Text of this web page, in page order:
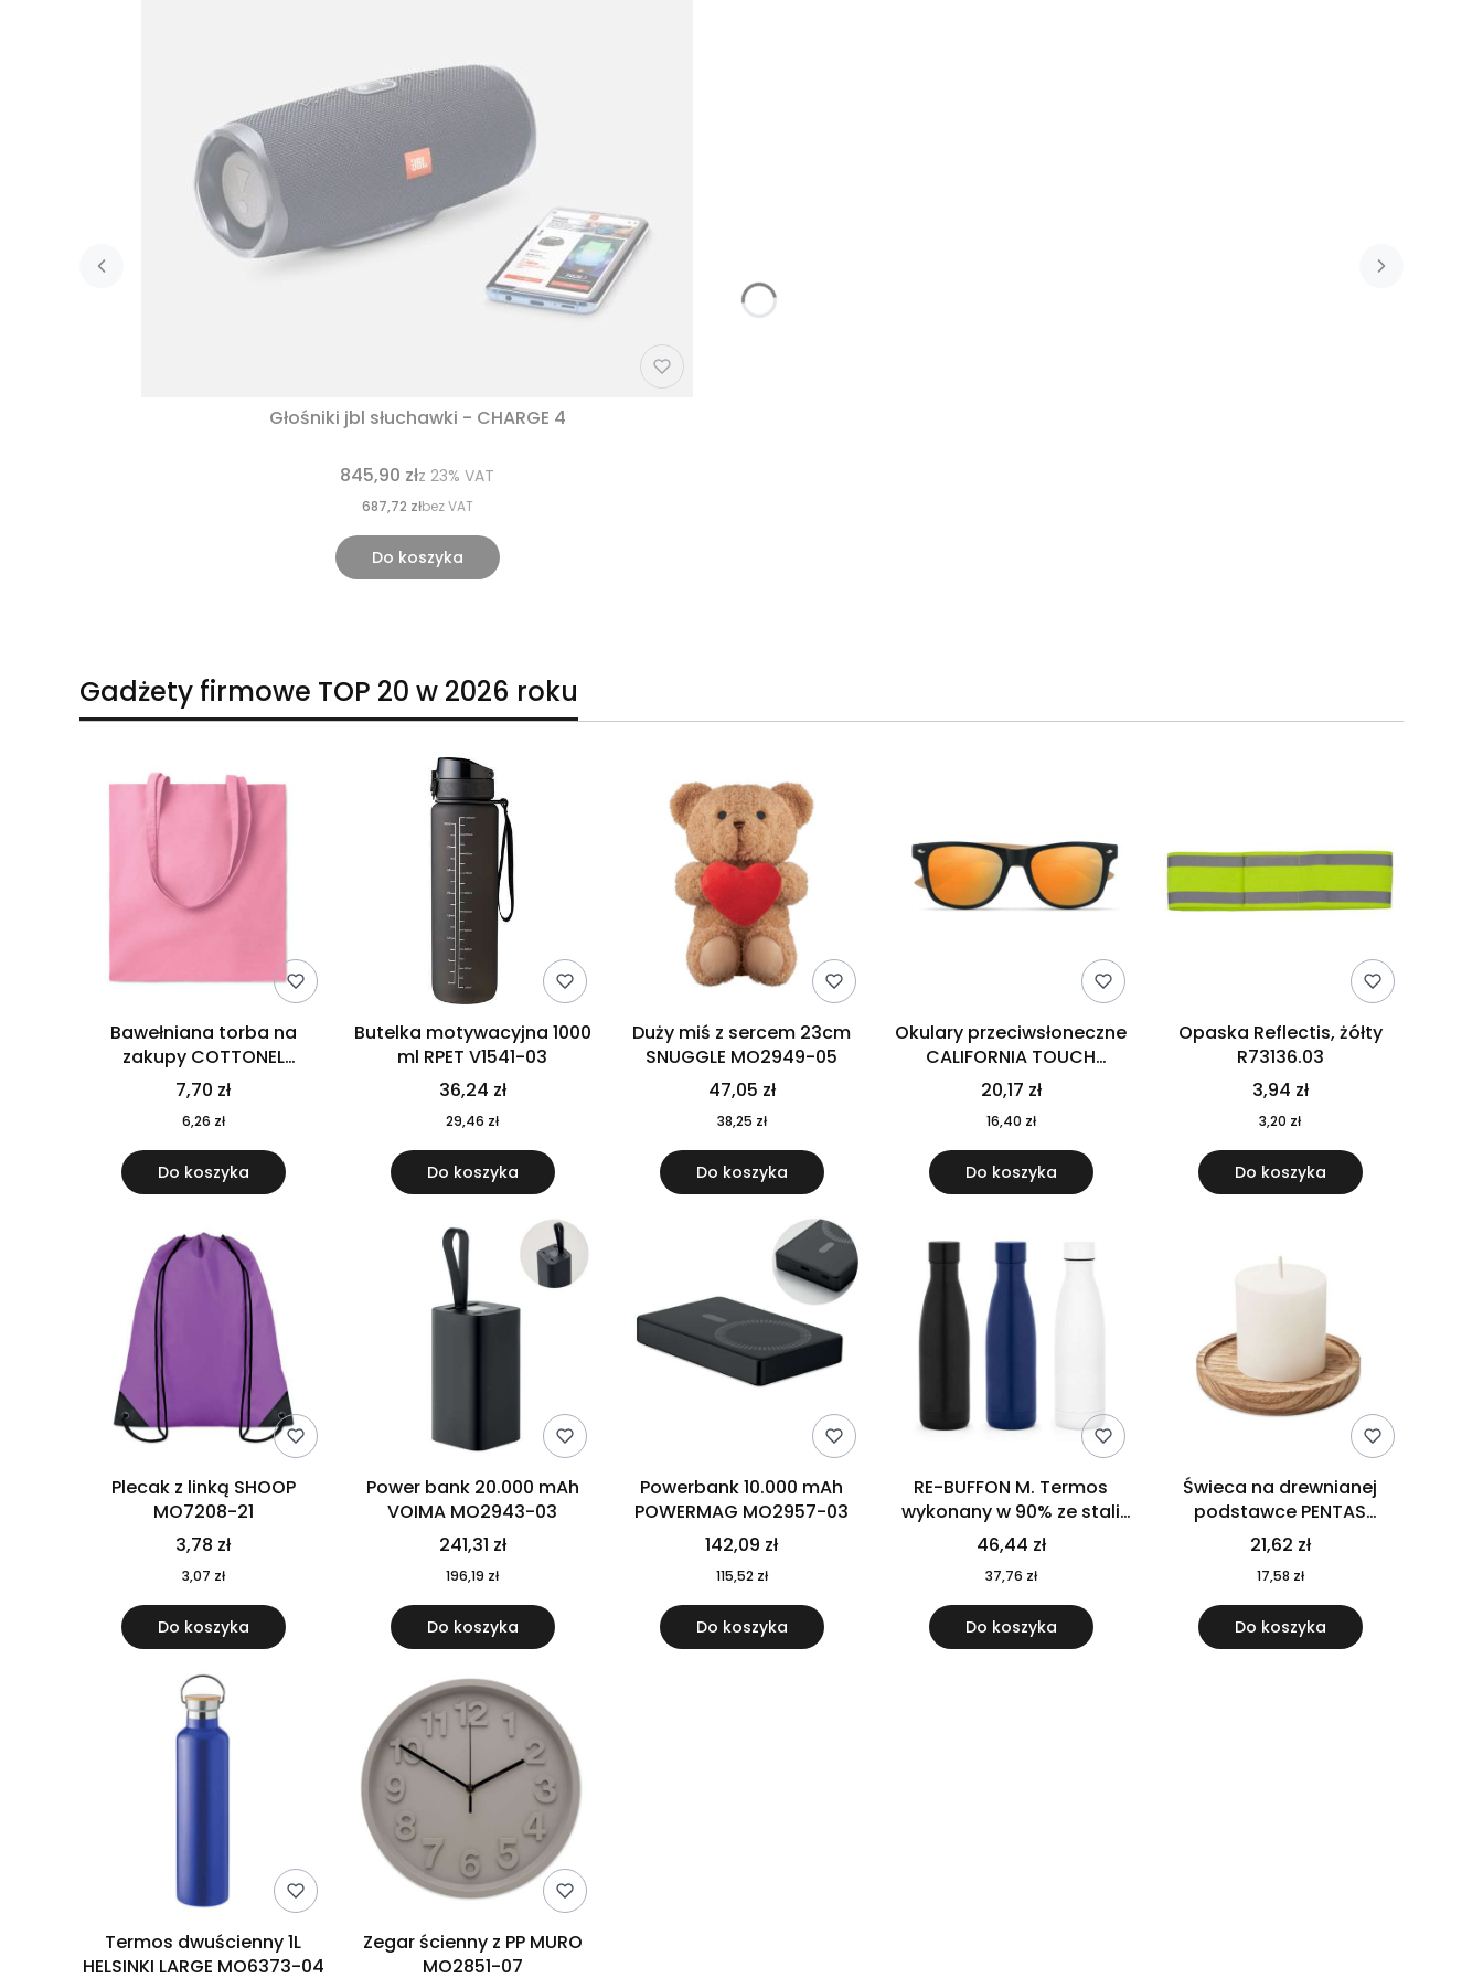
Głośniki jbl słuchawki - CHARGE 4
845,90 złz 23% VAT
687,72 złbez VAT
Do koszyka
Gadżety firmowe TOP 20 w 2026 roku
Bawełniana torba na
zakupy COTTONEL
COLOUR++ MO9846-11
7,70 zł
6,26 zł
Do koszyka
Butelka motywacyjna 1000
ml RPET V1541-03
36,24 zł
29,46 zł
Do koszyka
Duży miś z sercem 23cm
SNUGGLE MO2949-05
47,05 zł
38,25 zł
Do koszyka
Okulary przeciwsłoneczne
CALIFORNIA TOUCH
MO9617-10
20,17 zł
16,40 zł
Do koszyka
Opaska Reflectis, żółty
R73136.03
3,94 zł
3,20 zł
Do koszyka
Plecak z linką SHOOP
MO7208-21
3,78 zł
3,07 zł
Do koszyka
Power bank 20.000 mAh
VOIMA MO2943-03
241,31 zł
196,19 zł
Do koszyka
Powerbank 10.000 mAh
POWERMAG MO2957-03
142,09 zł
115,52 zł
Do koszyka
RE-BUFFON M. Termos
wykonany w 90% ze stali
nierdzewnej pochodzącej z
recyklingu 520 ml 94294
46,44 zł
37,76 zł
Do koszyka
Świeca na drewnianej
podstawce PENTAS
MO6282-40
21,62 zł
17,58 zł
Do koszyka
Termos dwuścienny 1L
HELSINKI LARGE MO6373-04
Zegar ścienny z PP MURO
MO2851-07